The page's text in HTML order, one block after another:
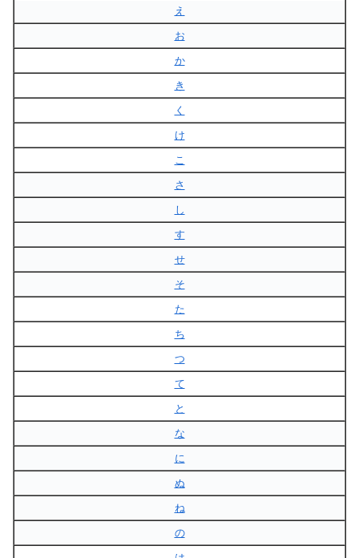
え
お
か
き
く
け
こ
さ
し
す
せ
そ
た
ち
つ
て
と
な
に
ぬ
ね
の